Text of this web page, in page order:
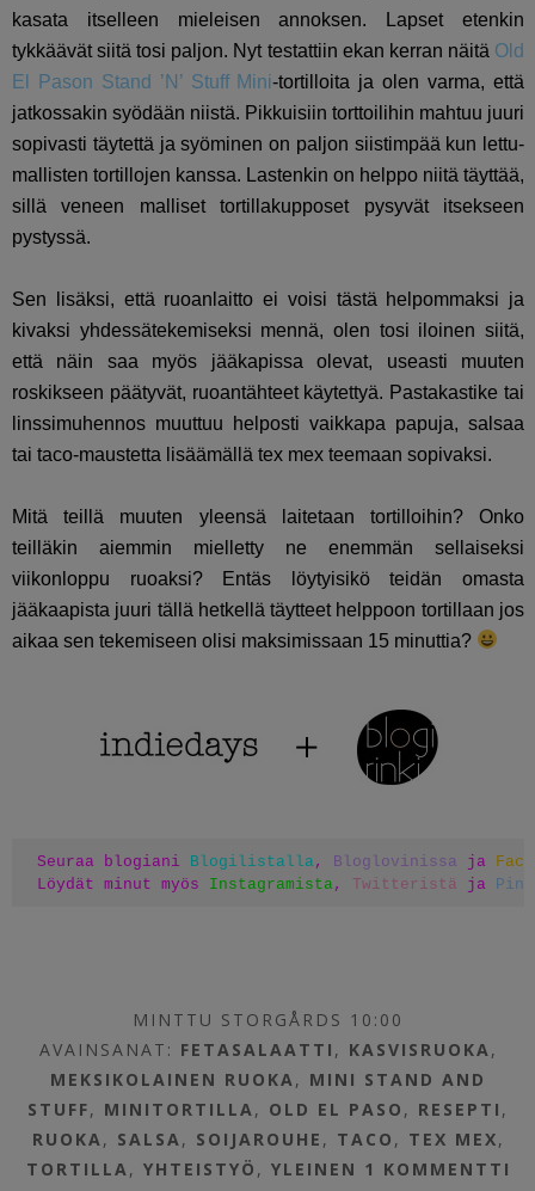
kasata itselleen mieleisen annoksen. Lapset etenkin
tykkäävät siitä tosi paljon. Nyt testattiin ekan kerran näitä Old
El Pason Stand ’N’ Stuff Mini-tortilloita ja olen varma, että
jatkossakin syödään niistä. Pikkuisiin torttoilihin mahtuu juuri
sopivasti täytettä ja syöminen on paljon siistimpää kun lettu-
mallisten tortillojen kanssa. Lastenkin on helppo niitä täyttää,
sillä veneen malliset tortillakupposet pysyvät itsekseen
pystyssä.
Sen lisäksi, että ruoanlaitto ei voisi tästä helpommaksi ja
kivaksi yhdessätekemiseksi mennä, olen tosi iloinen siitä,
että näin saa myös jääkapissa olevat, useasti muuten
roskikseen päätyvät, ruoantähteet käytettyä. Pastakastike tai
linssimuhennos muuttuu helposti vaikkapa papuja, salsaa
tai taco-maustetta lisäämällä tex mex teemaan sopivaksi.
Mitä teillä muuten yleensä laitetaan tortilloihin? Onko
teilläkin aiemmin mielletty ne enemmän sellaiseksi
viikonloppu ruoaksi? Entäs löytyisikö teidän omasta
jääkaapista juuri tällä hetkellä täytteet helppoon tortillaan jos
aikaa sen tekemiseen olisi maksimissaan 15 minuttia?
Seuraa blogiani Blogilistalla, Bloglovinissa ja
Löydät minut myös Instagramista, Twitteristä ja
MINTTU STORGÅRDS 10:00
AVAINSANAT: FETASALAATTI , KASVISRUOKA,
MEKSIKOLAINEN RUOKA, MINI STAND AND
STUFF, MINITORTILLA, OLD EL PASO , RESEPTI ,
RUOKA, SALSA, SOIJAROUHE , TACO , TEX MEX,
TORTILLA, YHTEISTYÖ , YLEINEN 1 KOMMENTTI